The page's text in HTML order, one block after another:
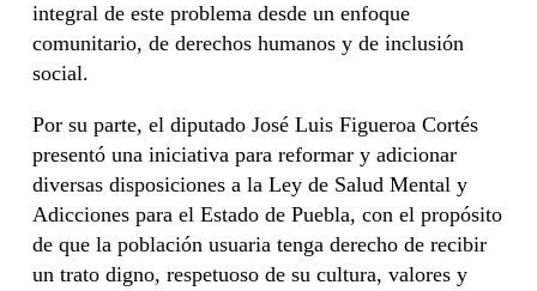
integral de este problema desde un enfoque
comunitario, de derechos humanos y de inclusión
social.
Por su parte, el diputado José Luis Figueroa Cortés
presentó una iniciativa para reformar y adicionar
diversas disposiciones a la Ley de Salud Mental y
Adicciones para el Estado de Puebla, con el propósito
de que la población usuaria tenga derecho de recibir
un trato digno, respetuoso de su cultura, valores y